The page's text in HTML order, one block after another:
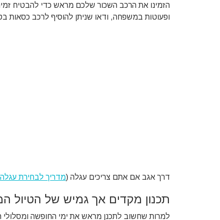
הזמינו את הרכב השכור שלכם מראש כדי להבטיח
ופעוטות במשפחה, ודאו שניתן להוסיף לרכב כסאות
דרך אגב אם אתם צריכים עגלה (מדריך לבחירת עגלה
תכנון מקדים אך גמיש של הטיול
למרות שחשוב לתכנן מראש את ימי החופשה ומסלולי